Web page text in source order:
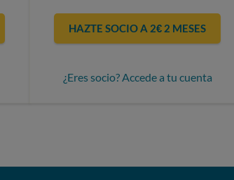
HAZTE SOCIO A 2€ 2 MESES
¿Eres socio? Accede a tu cuenta